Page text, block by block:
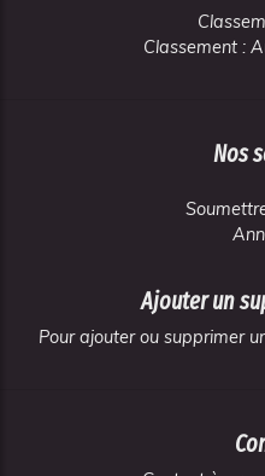
Classement :
Nos
Ajouter un
Pour ajouter ou supprimer